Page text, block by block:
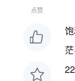
点赞